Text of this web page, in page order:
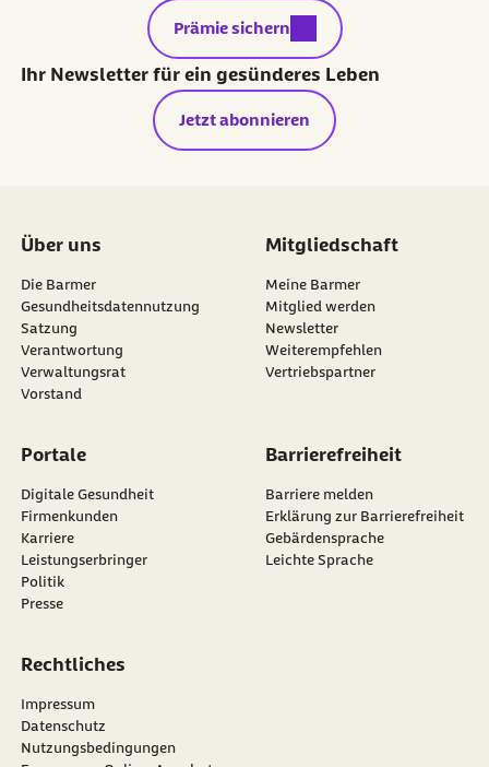
externer Link:
Prämie sichern
Ihr Newsletter für ein gesünderes Leben
Jetzt abonnieren
Über uns
Die Barmer
Gesundheitsdatennutzung
Satzung
Verantwortung
Verwaltungsrat
Vorstand
Mitgliedschaft
Meine Barmer
Mitglied werden
Newsletter
externer Link:
Weiterempfehlen
Vertriebspartner
Portale
Digitale Gesundheit
Firmenkunden
Karriere
Leistungserbringer
Politik
Presse
Barrierefreiheit
Barriere melden
Erklärung zur Barrierefreiheit
Gebärdensprache
Leichte Sprache
Rechtliches
Impressum
Datenschutz
Nutzungsbedingungen